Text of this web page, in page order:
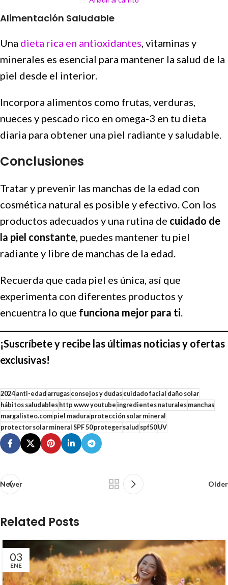
Alimentación Saludable
Una dieta rica en antioxidantes, vitaminas y
minerales es esencial para mantener la salud de la
piel desde el interior.
Incorpora alimentos como frutas, verduras,
nueces y pescado rico en omega-3 en tu dieta
diaria para obtener una piel radiante y saludable.
Conclusiones
Tratar y prevenir las manchas de la edad con
cosmética natural es posible y efectivo. Con los
productos adecuados y una rutina de cuidado de
la piel constante, puedes mantener tu piel
radiante y libre de manchas de la edad.
Recuerda que cada piel es única, así que
experimenta con diferentes productos y
encuentra lo que funciona mejor para ti.
¡Suscríbete y recibe las últimas noticias y ofertas
exclusivas!
2024anti-edad arrugasconsejos y dudascuidado facial daño solar
hábitos saludableshttp www youtube ingredientes naturalesmanchas
margalisteo.compiel maduraprotección solar mineral
protector solar mineral SPF 50protegersalud spf50UV
Newer Older
Related Posts
03
ENE